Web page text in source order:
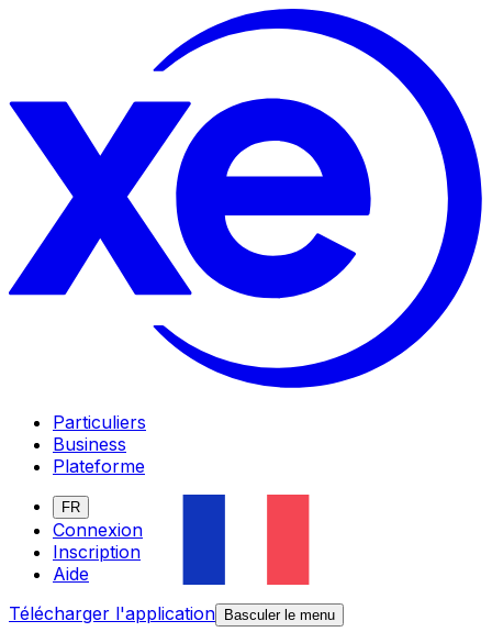
Particuliers
Business
Plateforme
FR
Connexion
Inscription
Aide
Télécharger l'application
Basculer le menu